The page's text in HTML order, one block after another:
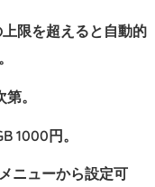
限を超えると自動的
。
1000円。
ニューから設定可